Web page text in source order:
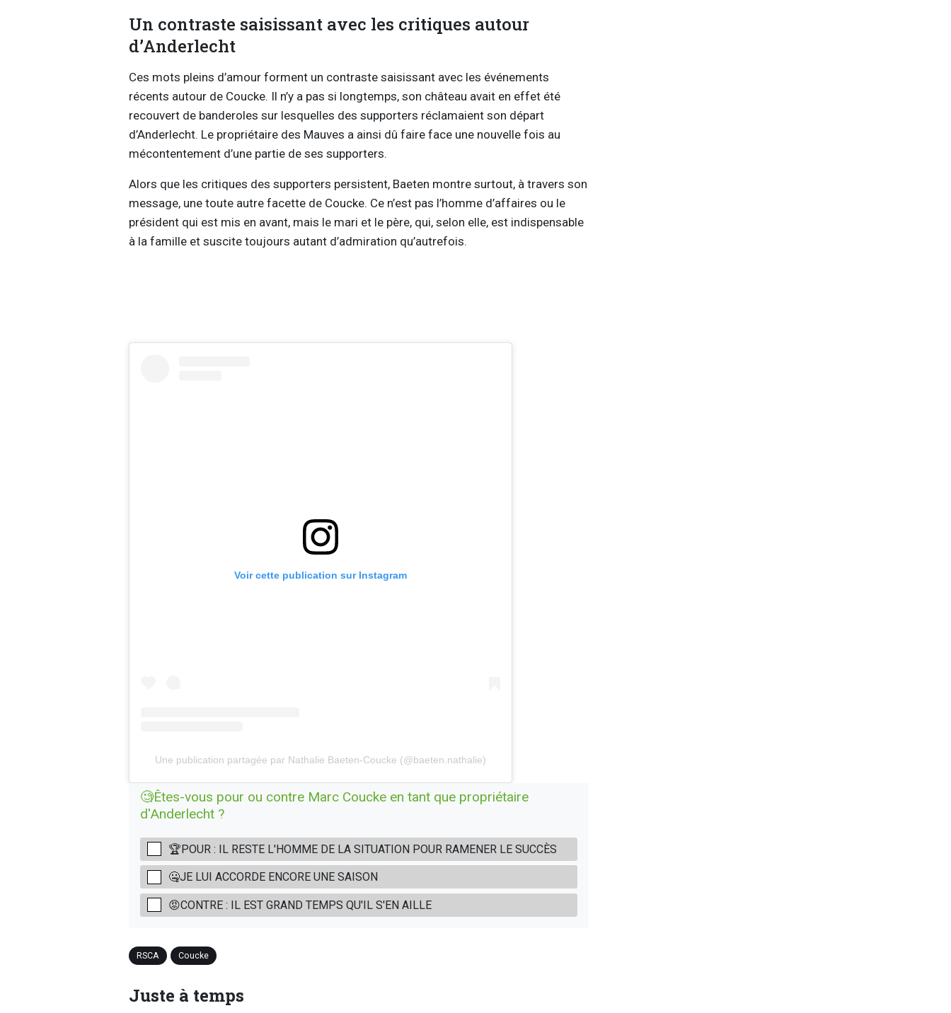
Un contraste saisissant avec les critiques autour
d’Anderlecht
Ces mots pleins d’amour forment un contraste saisissant avec les événements
récents autour de Coucke. Il n’y a pas si longtemps, son château avait en effet été
recouvert de banderoles sur lesquelles des supporters réclamaient son départ
d’Anderlecht. Le propriétaire des Mauves a ainsi dû faire face une nouvelle fois au
mécontentement d’une partie de ses supporters.
Alors que les critiques des supporters persistent, Baeten montre surtout, à travers son
message, une toute autre facette de Coucke. Ce n’est pas l’homme d’affaires ou le
président qui est mis en avant, mais le mari et le père, qui, selon elle, est indispensable
à la famille et suscite toujours autant d’admiration qu’autrefois.
Voir cette publication sur Instagram
Une publication partagée par Nathalie Baeten-Coucke (@baeten.nathalie)
🧐Êtes-vous pour ou contre Marc Coucke en tant que propriétaire
d'Anderlecht ?
🏆POUR : IL RESTE L'HOMME DE LA SITUATION POUR RAMENER LE SUCCÈS
🤐JE LUI ACCORDE ENCORE UNE SAISON
😡CONTRE : IL EST GRAND TEMPS QU'IL S'EN AILLE
RSCA Coucke
Juste à temps